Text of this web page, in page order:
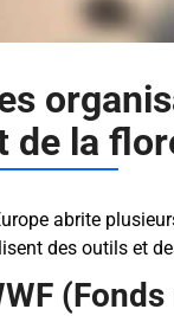
de la
abrite
des outils et